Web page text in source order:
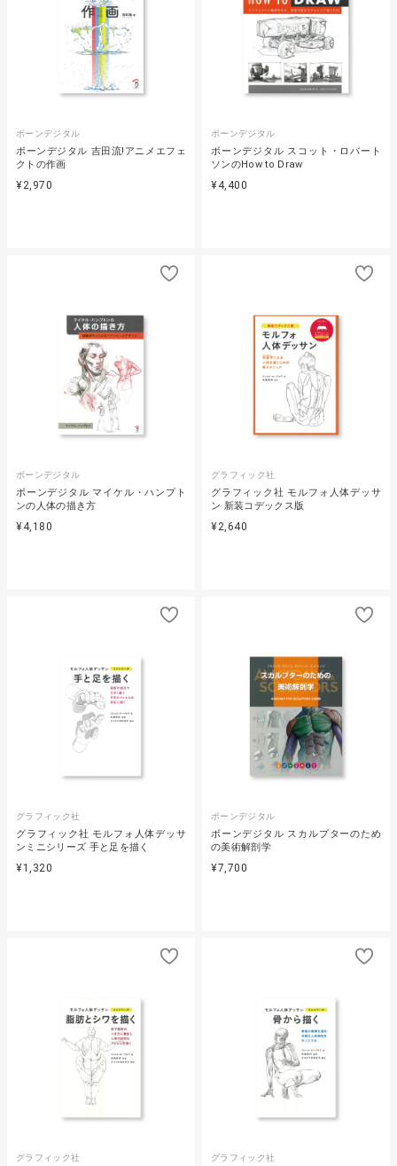
ボーンデジタル
ボーンデジタル 吉田流!アニメエフェ
クトの作画
¥2,970
ボーンデジタル
ボーンデジタル スコット・ロバート
ソンのHow to Draw
¥4,400
ボーンデジタル
ボーンデジタル マイケル・ハンプト
ンの人体の描き方
¥4,180
グラフィック社
グラフィック社 モルフォ人体デッサ
ン 新装コデックス版
¥2,640
グラフィック社
グラフィック社 モルフォ人体デッサ
ンミニシリーズ 手と足を描く
¥1,320
ボーンデジタル
ボーンデジタル スカルプターのため
の美術解剖学
¥7,700
グラフィック社 グラフィック社